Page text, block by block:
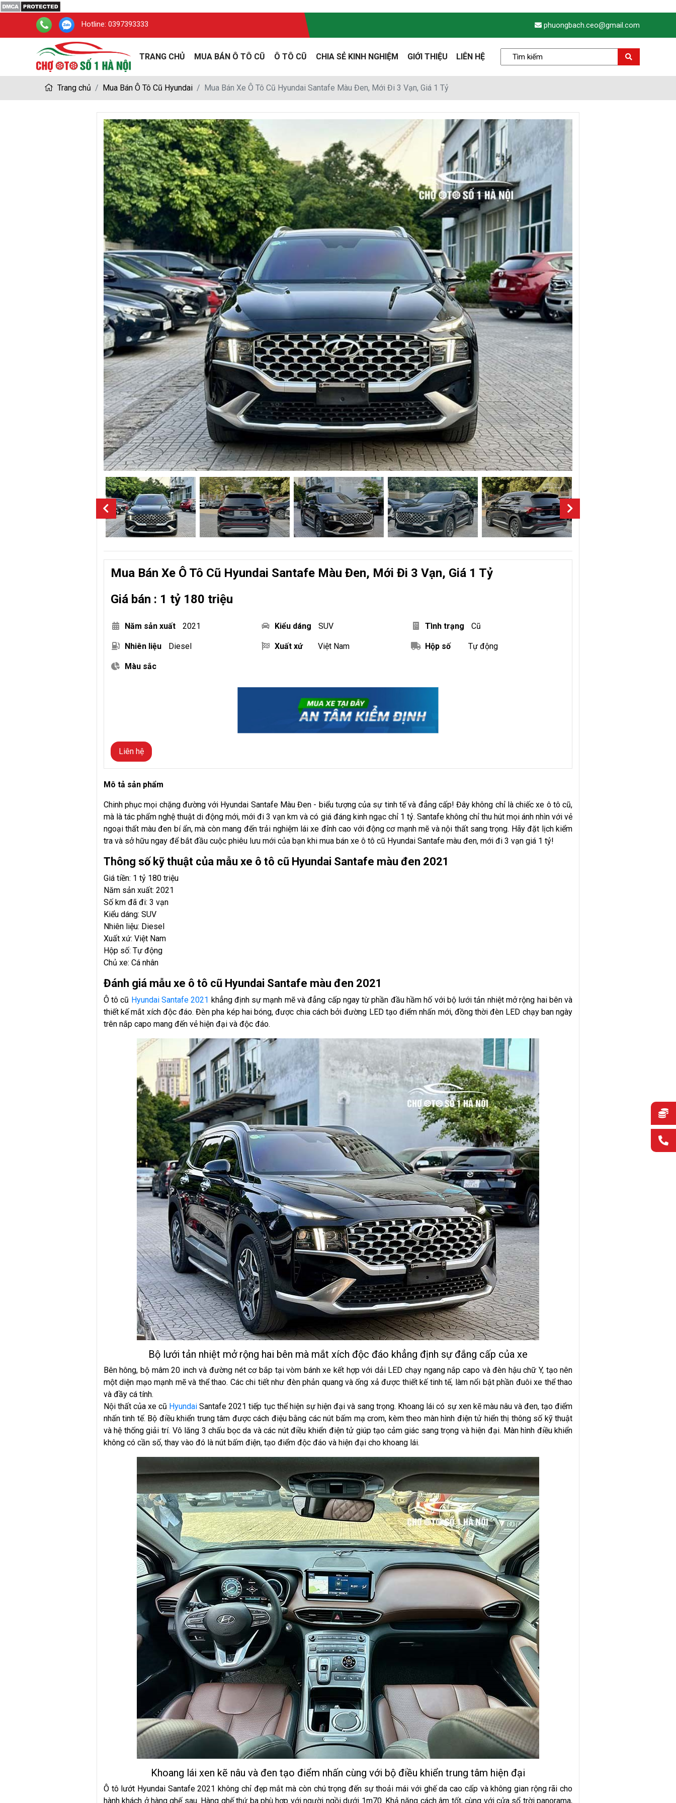
Hotline: 0397393333 phuongbach.ceo@gmail.com
TRANG CHỦ MUA BÁN Ô TÔ CŨ Ô TÔ CŨ CHIA SẺ KINH NGHIỆM GIỚI THIỆU LIÊN HỆ
Trang chủ Mua Bán Ô Tô Cũ Hyundai Mua Bán Xe Ô Tô Cũ Hyundai Santafe Màu Đen, Mới Đi 3 Vạn, Giá 1 Tỷ
Mua Bán Xe Ô Tô Cũ Hyundai Santafe Màu Đen, Mới Đi 3 Vạn, Giá 1 Tỷ
Giá bán : 1 tỷ 180 triệu
Năm sản xuất 2021 Kiểu dáng SUV Tình trạng Cũ
Nhiên liệu Diesel Xuất xứ Việt Nam Hộp số Tự động
Màu sắc
Liên hệ
Mô tả sản phẩm
Chinh phục mọi chặng đường với Hyundai Santafe Màu Đen - biểu tượng của sự tinh tế và đẳng cấp! Đây không chỉ là chiếc xe ô tô cũ,
mà là tác phẩm nghệ thuật di động mới, mới đi 3 vạn km và có giá đáng kinh ngạc chỉ 1 tỷ. Santafe không chỉ thu hút mọi ánh nhìn với vẻ
ngoại thất màu đen bí ẩn, mà còn mang đến trải nghiệm lái xe đỉnh cao với động cơ mạnh mẽ và nội thất sang trọng. Hãy đặt lịch kiểm
tra và sở hữu ngay để bắt đầu cuộc phiêu lưu mới của bạn khi mua bán xe ô tô cũ Hyundai Santafe màu đen, mới đi 3 vạn giá 1 tỷ!
Thông số kỹ thuật của mẫu xe ô tô cũ Hyundai Santafe màu đen 2021
Giá tiền: 1 tỷ 180 triệu
Năm sản xuất: 2021
Số km đã đi: 3 vạn
Kiểu dáng: SUV
Nhiên liệu: Diesel
Xuất xứ: Việt Nam
Hộp số: Tự động
Chủ xe: Cá nhân
Đánh giá mẫu xe ô tô cũ Hyundai Santafe màu đen 2021
Ô tô cũ Hyundai Santafe 2021 khẳng định sự mạnh mẽ và đẳng cấp ngay từ phần đầu hầm hố với bộ lưới tản nhiệt mở rộng hai bên và
thiết kế mắt xích độc đáo. Đèn pha kép hai bóng, được chia cách bởi đường LED tạo điểm nhấn mới, đồng thời đèn LED chạy ban ngày
trên nắp capo mang đến vẻ hiện đại và độc đáo.
Bộ lưới tản nhiệt mở rộng hai bên mà mắt xích độc đáo khẳng định sự đắng cấp của xe
Bên hông, bộ mâm 20 inch và đường nét cơ bắp tại vòm bánh xe kết hợp với dải LED chạy ngang nắp capo và đèn hậu chữ Y, tạo nên
một diện mạo mạnh mẽ và thể thao. Các chi tiết như đèn phản quang và ống xả được thiết kế tinh tế, làm nổi bật phần đuôi xe thể thao
và đầy cá tính.
Nội thất của xe cũ HyundaiSantafe 2021 tiếp tục thể hiện sự hiện đại và sang trọng. Khoang lái có sự xen kẽ màu nâu và đen, tạo điểm
nhấn tinh tế. Bộ điều khiển trung tâm được cách điệu bằng các nút bấm mạ crom, kèm theo màn hình điện tử hiển thị thông số kỹ thuật
và hệ thống giải trí. Vô lăng 3 chấu bọc da và các nút điều khiển điện tử giúp tạo cảm giác sang trọng và hiện đại. Màn hình điều khiển
không có cần số, thay vào đó là nút bấm điện, tạo điểm độc đáo và hiện đại cho khoang lái.
Khoang lái xen kẽ nâu và đen tạo điểm nhấn cùng với bộ điều khiển trung tâm hiện đại
Ô tô lướt Hyundai Santafe 2021 không chỉ đẹp mắt mà còn chú trọng đến sự thoải mái với ghế da cao cấp và không gian rộng rãi cho
hành khách ở hàng ghế sau. Hàng ghế thứ ba phù hợp với người ngồi dưới 1m70. Khả năng cách âm tốt, cùng với cửa sổ trời panorama,